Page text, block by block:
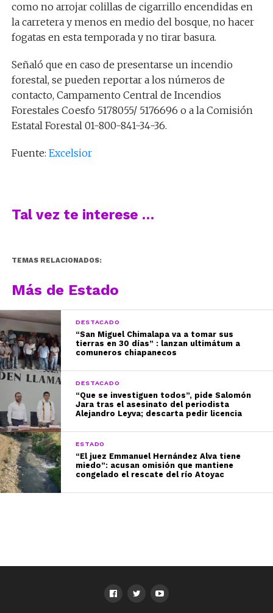
como no arrojar colillas de cigarrillo encendidas en
la carretera y menos en medio del bosque, no hacer
fogatas en esta temporada y no tirar basura.
Señaló que en caso de presentarse un incendio
forestal, se pueden reportar a los números de
contacto, Campamento Central de Incendios
Forestales Coesfo 5178055/ 5176696 o a la Comisión
Estatal Forestal 01-800-841-34-36.
Fuente: Excelsior
Tal vez te interese …
TEMAS RELACIONADOS:
Más de Estado
DESTACADO
“San Miguel Chimalapa va a tomar sus
tierras en 30 días” : lanzan ultimátum a
comuneros chiapanecos
DESTACADO
“Que se investiguen todos”, pide Salomón
Jara tras el asesinato del periodista
Alejandro Leyva; descarta pedir licencia
ESTADO
“El juez Emmanuel Hernández Alva tiene
miedo”: acusan omisión que mantiene
congelado el rescate del río Atoyac